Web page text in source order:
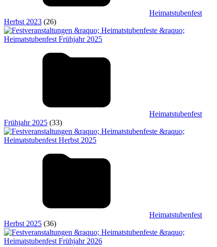
Heimatstubenfest
Herbst 2023 (26)
Heimatstubenfest
Frühjahr 2025 (33)
Heimatstubenfest
Herbst 2025 (36)